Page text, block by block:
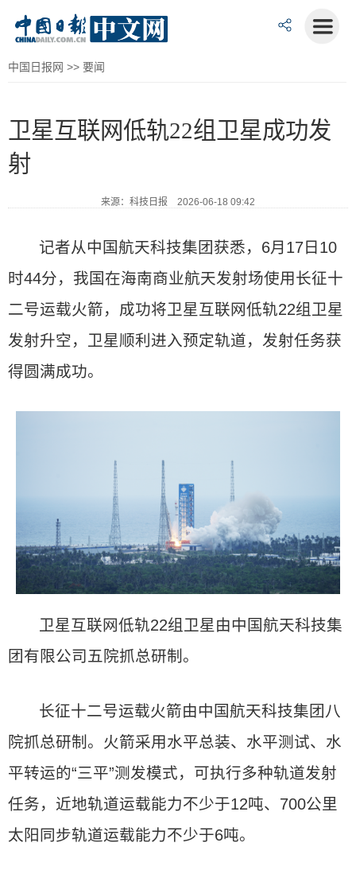
中国日报网 >> 要闻
卫星互联网低轨22组卫星成功发
射
来源：科技日报 2026-06-18 09:42
记者从中国航天科技集团获悉，6月17日10
时44分，我国在海南商业航天发射场使用长征十
二号运载火箭，成功将卫星互联网低轨22组卫星
发射升空，卫星顺利进入预定轨道，发射任务获
得圆满成功。
卫星互联网低轨22组卫星由中国航天科技集
团有限公司五院抓总研制。
长征十二号运载火箭由中国航天科技集团八
院抓总研制。火箭采用水平总装、水平测试、水
平转运的“三平”测发模式，可执行多种轨道发射
任务，近地轨道运载能力不少于12吨、700公里
太阳同步轨道运载能力不少于6吨。